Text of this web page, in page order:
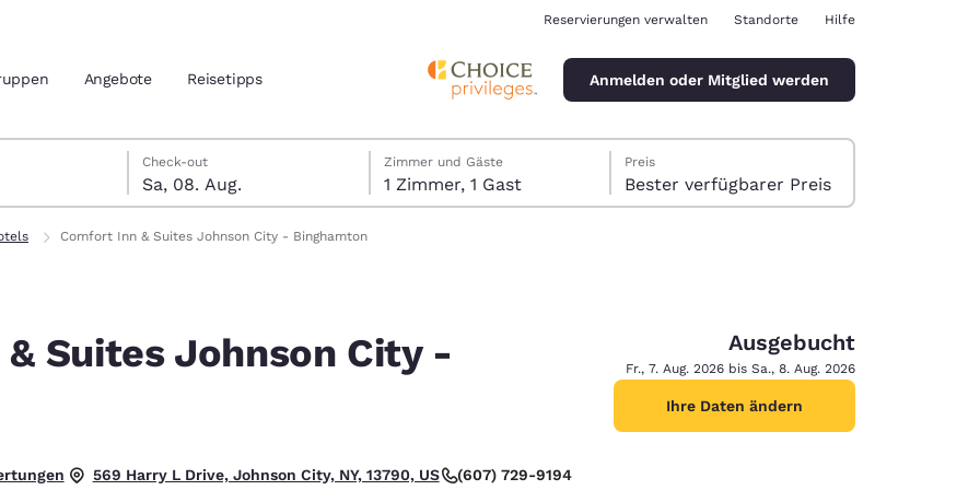
und Standort
Estados Unidos
Español
América Latina
Reservierungen verwalten Standorte Hilfe
Angebote Reisetipps Anmelden oder Mitglied werden
Check-out
Sa, 08. Aug.
Check-out-Datum ausgewählt
Check-in-Datum ausgewählt
Zimmer und Gäste
1 Zimmer, 1 Gast
Preis
Bester verfügbarer Preis
Comfort Inn & Suites Johnson City - Binghamton
Suites Johnson City -
Gut. 569 Harry L Drive, Johnson City, NY, 13790, US (607) 729-9194
Ausgebucht
Fr., 7. Aug. 2026 bis Sa., 8. Aug. 2026
Ihre Daten ändern